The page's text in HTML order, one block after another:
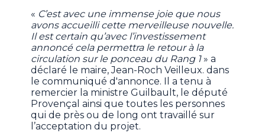
« C’est avec une immense joie que nous
avons accueilli cette merveilleuse nouvelle.
Il est certain qu’avec l’investissement
annoncé cela permettra le retour à la
circulation sur le ponceau du Rang 1» a
déclaré le maire, Jean-Roch Veilleux. dans
le communiqué d'annonce. Il a tenu à
remercier la ministre Guilbault, le député
Provençal ainsi que toutes les personnes
qui de près ou de long ont travaillé sur
l’acceptation du projet.